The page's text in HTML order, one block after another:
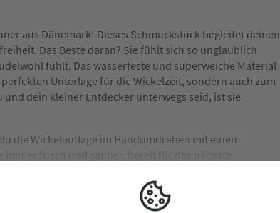
aus Dänemark! Dieses Schmuckstück begleitet deinen
Das Beste daran? Sie fühlt sich so unglaublich
fühlt. Das wasserfeste und superweiche Material
Unterlage für die Wickelzeit, sondern auch zum
dein kleiner Entdecker unterwegs seid, ist sie
die Wickelauflage im Handumdrehen mit einem
frisch und sauber, bereit für das nächste
– für dich und deinen kleinen Liebling!